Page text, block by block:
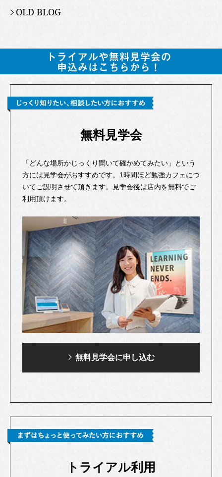
OLD BLOG
無料見学会
「どんな場所かじっくり聞いて確かめてみたい」という
方には見学会がおすすめです。1時間ほど勉強カフェにつ
いてご説明させて頂きます。見学会後は店内を無料でご
利用頂けます。
無料見学会に申し込む
トライアル利用